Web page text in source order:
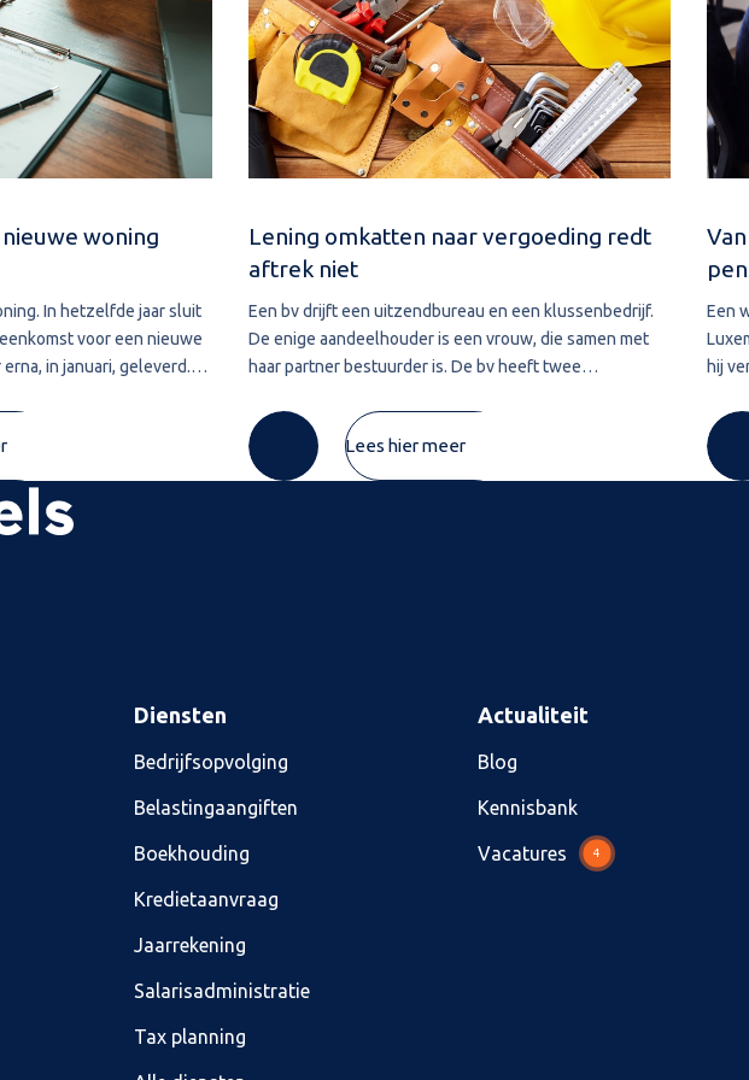
woning
In hetzelfde jaar sluit
voor een nieuwe
in januari, geleverd.
Lening omkatten naar vergoeding redt
aftrek niet
Een bv drijft een uitzendbureau en een klussenbedrijf.
De enige aandeelhouder is een vrouw, die samen met
haar partner bestuurder is. De bv heeft twee
vordering van ruim € 74.000 betreft de
Lees hier meer
Een
hij
Diensten
Bedrijfsopvolging
Belastingaangiften
Boekhouding
Kredietaanvraag
Jaarrekening
Salarisadministratie
Tax planning
Actualiteit
Blog
Kennisbank
Vacatures 4